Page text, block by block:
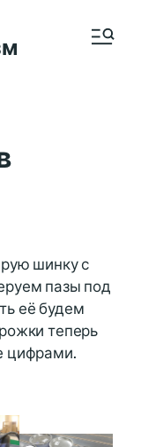
шинку с
пазы под
её будем
теперь
цифрами.